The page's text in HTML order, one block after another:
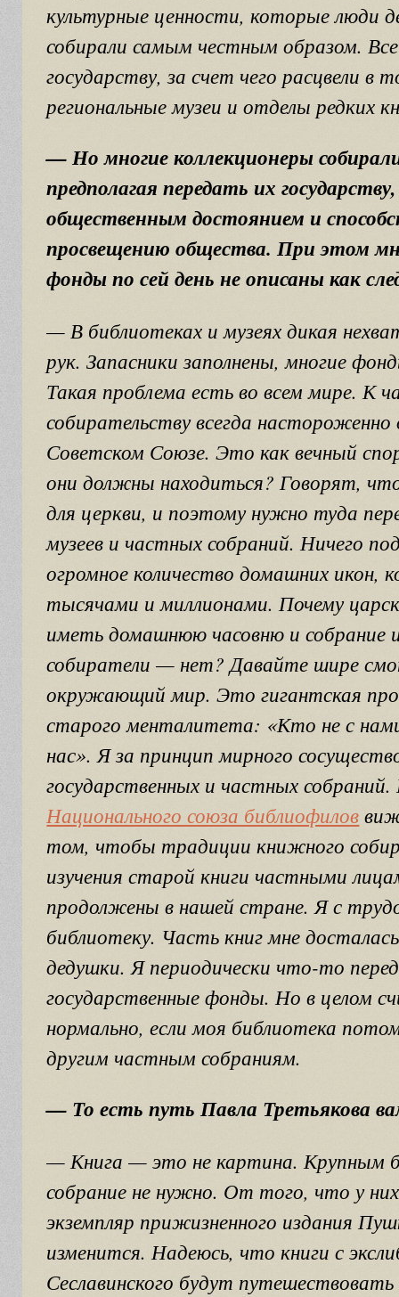
культурные ценности, которые люди
собирали самым честным образом.
государству, за счет чего расцвели в
региональные музеи и отделы редких
— Но многие коллекционеры
предполагая передать их
общественным достоянием и
просвещению общества. При этом
фонды по сей день не описаны как
— В библиотеках и музеях дикая
рук. Запасники заполнены, многие
Такая проблема есть во всем мире. К
собирательству всегда настороженно
Советском Союзе. Это как вечный
они должны находиться? Говорят,
для церкви, и поэтому нужно туда
музеев и частных собраний. Ничего
огромное количество домашних икон,
тысячами и миллионами. Почему
иметь домашнюю часовню и собрание
собиратели — нет? Давайте шире
окружающий мир. Это гигантская
старого менталитета: «Кто не с
нас». Я за принцип мирного
государственных и частных собраний.
Национального союза библиофилов
том, чтобы традиции книжного
изучения старой книги частными
продолжены в нашей стране. Я с
библиотеку. Часть книг мне
дедушки. Я периодически что-то
государственные фонды. Но в целом
нормально, если моя библиотека
другим частным собраниям.
— То есть путь Павла Третьякова
— Книга — это не картина. Крупным
собрание не нужно. От того, что у
экземпляр прижизненного издания
изменится. Надеюсь, что книги с
Сеславинского будут путешествовать